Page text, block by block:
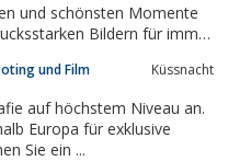
und schönsten Momente
und Film
Küssnacht
auf höchstem Niveau an.
Europa für exklusive
Sie ein ...